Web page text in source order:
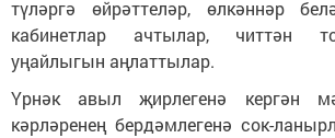
түләргә өйрәттеләр, өлкәннәр
кабинетлар ачтылар, читтән
уңайлыгын аңлаттылар.
Үрнәк авыл җирлегенә кергән
кәрләренең бердәмлегенә сок-